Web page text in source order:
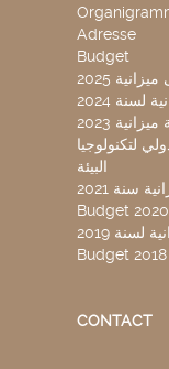
Adresse
Budget
ميزانية
2024
2023
تونس الدولي لتكنولوجيا
البيئة
سنة 2021
Budget 2020
لسنة 2019
Budget 2018
CONTACT